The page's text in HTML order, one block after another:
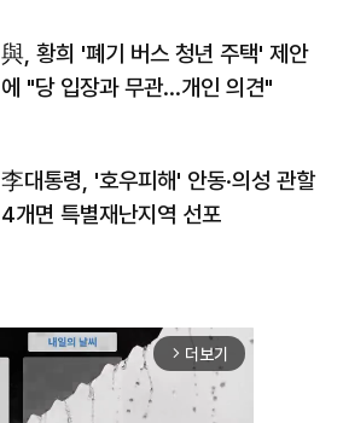
與, 황희 '폐기 버스 청년 주택' 제안
에 "당 입장과 무관…개인 의견"
李대통령, '호우피해' 안동·의성 관할
4개면 특별재난지역 선포
arrow_forward_ios 더보기